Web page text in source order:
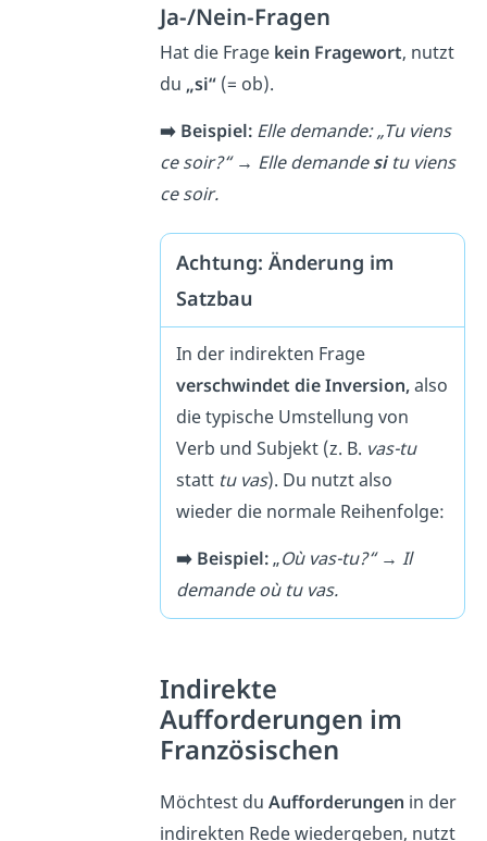
Ja-/Nein-Fragen
Hat die Frage kein Fragewort, nutzt
du „si“(= ob).
➡️ Beispiel: Elle demande: „Tu viens
ce soir?“ → Elle demandesitu viens
ce soir.
Achtung: Änderung im
Satzbau
In der indirekten Frage
verschwindet die Inversion,also
die typische Umstellung von
Verb und Subjekt (z. B. vas-tu
statt tu vas). Du nutzt also
wieder die normale Reihenfolge:
➡️ Beispiel:„Où vas-tu?“→ Il
demande où tu vas.
Indirekte
Aufforderungen im
Französischen
Möchtest du Aufforderungen in der
indirekten Rede wiedergeben, nutzt